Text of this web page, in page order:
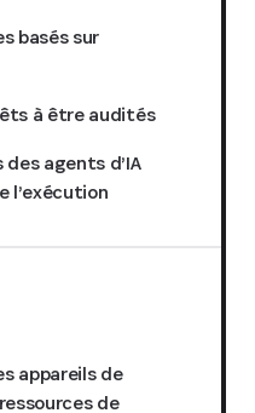
basés sur
à être audités
agents d’IA
l’exécution
appareils de
de